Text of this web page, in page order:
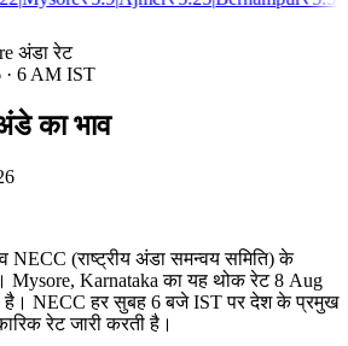
अंडा रेट
· 6 AM IST
का भाव
(राष्ट्रीय अंडा समन्वय समिति) के
Mysore, Karnataka का यह थोक रेट 8 Aug
है। NECC हर सुबह 6 बजे IST पर देश के प्रमुख
रेट जारी करती है।